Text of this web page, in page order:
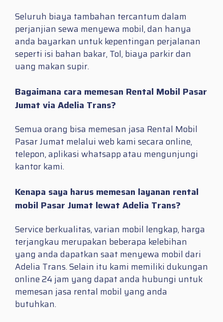
Seluruh biaya tambahan tercantum dalam
perjanjian sewa menyewa mobil, dan hanya
anda bayarkan untuk kepentingan perjalanan
seperti isi bahan bakar, Tol, biaya parkir dan
uang makan supir.
Bagaimana cara memesan Rental Mobil Pasar
Jumat via Adelia Trans?
Semua orang bisa memesan jasa Rental Mobil
Pasar Jumat melalui web kami secara online,
telepon, aplikasi whatsapp atau mengunjungi
kantor kami.
Kenapa saya harus memesan layanan rental
mobil Pasar Jumat lewat Adelia Trans?
Service berkualitas, varian mobil lengkap, harga
terjangkau merupakan beberapa kelebihan
yang anda dapatkan saat menyewa mobil dari
Adelia Trans. Selain itu kami memiliki dukungan
online 24 jam yang dapat anda hubungi untuk
memesan jasa rental mobil yang anda
butuhkan.